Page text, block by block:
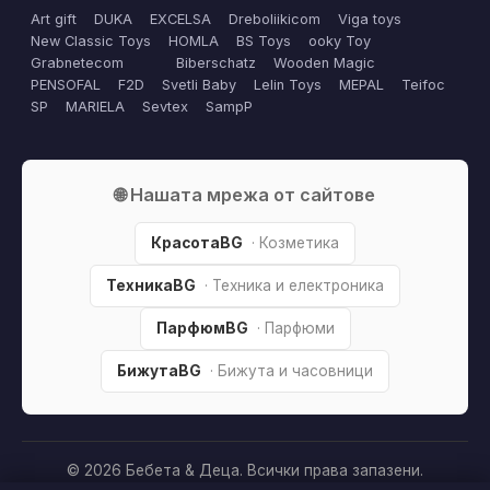
Art gift DUKA EXCELSA Dreboliikicom
Viga toys
New Classic Toys
HOMLA BS Toys
ooky Toy
Grabnetecom
Biberschatz
Wooden Magic
PENSOFAL
F2D Svetli Baby Lelin Toys MEPAL
Teifoc
SP
MARIELA Sevtex SampP
🌐 Нашата мрежа от сайтове
КрасотаBG · Козметика
ТехникаBG · Техника и електроника
ПарфюмBG · Парфюми
БижутаBG · Бижута и часовници
© 2026 Бебета & Деца. Всички права запазени.